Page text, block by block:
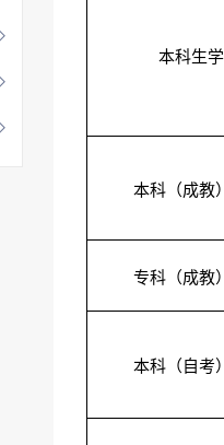
本科生
本科（成教
专科（成教
本科（自考